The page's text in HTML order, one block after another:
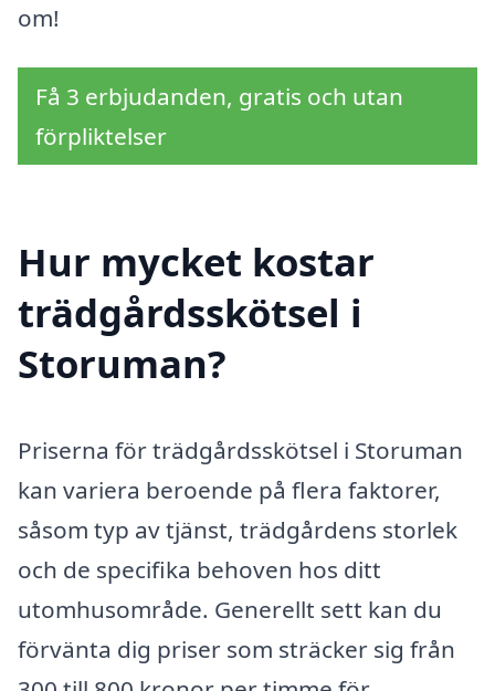
om!
Få 3 erbjudanden, gratis och utan
förpliktelser
Hur mycket kostar
trädgårdsskötsel i
Storuman?
Priserna för trädgårdsskötsel i Storuman
kan variera beroende på flera faktorer,
såsom typ av tjänst, trädgårdens storlek
och de specifika behoven hos ditt
utomhusområde. Generellt sett kan du
förvänta dig priser som sträcker sig från